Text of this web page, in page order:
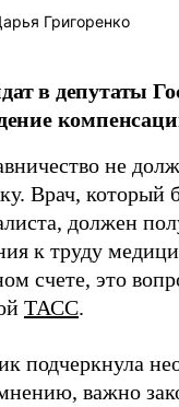
Григоренко
в депутаты
не
Врач, который
должен
к труду
счете, это
ТАСС.
подчеркнула
важно